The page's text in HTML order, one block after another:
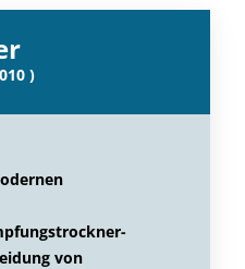
)
von